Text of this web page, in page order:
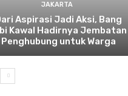
JAKARTA
Aspirasi Jadi Aksi, Bang
Kawal Hadirnya Jembatan
Penghubung untuk Warga